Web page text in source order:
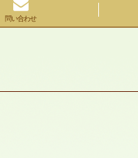
問い合わせ